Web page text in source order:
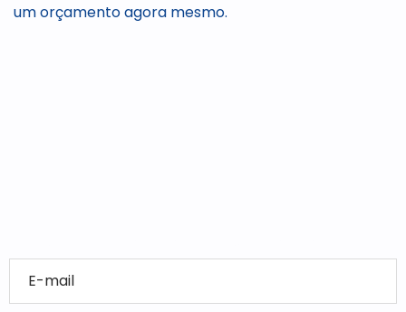
um orçamento agora mesmo.